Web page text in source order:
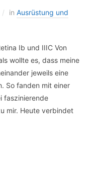
in Ausrüstung und
Ib und IIIC Von
wollte es, dass meine
jeweils eine
So fanden mit einer
faszinierende
mir. Heute verbindet